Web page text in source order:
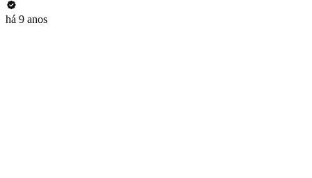
há 9 anos